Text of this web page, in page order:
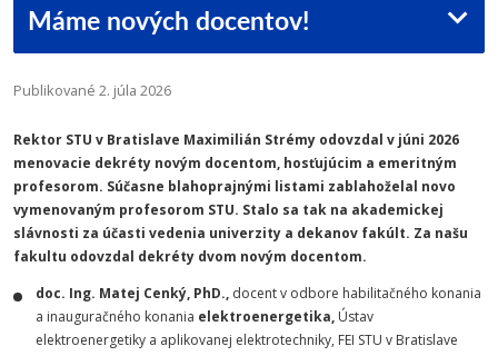
Máme nových docentov!
Publikované 2. júla 2026
Rektor STU v Bratislave Maximilián Strémy odovzdal v júni 2026
menovacie dekréty novým docentom, hosťujúcim a emeritným
profesorom. Súčasne blahoprajnými listami zablahoželal novo
vymenovaným profesorom STU. Stalo sa tak na akademickej
slávnosti za účasti vedenia univerzity a dekanov fakúlt. Za našu
fakultu odovzdal dekréty dvom novým docentom.
doc. Ing. Matej Cenký, PhD., docent v odbore habilitačného konania
a inauguračného konania elektroenergetika, Ústav
elektroenergetiky a aplikovanej elektrotechniky, FEI STU v Bratislave